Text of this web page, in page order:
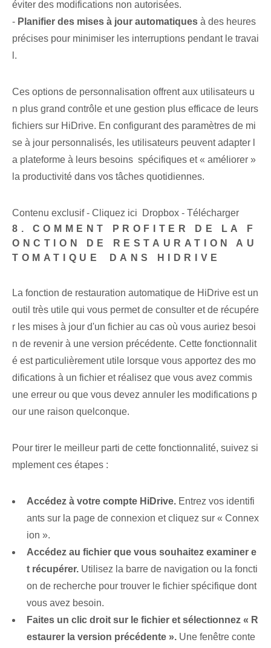
éviter des modifications non autorisées.
- Planifier des mises à jour automatiques à des heures
précises pour minimiser les interruptions pendant le travai
l.
Ces options de personnalisation offrent aux utilisateurs u
n plus grand contrôle et une gestion plus efficace de leurs
fichiers sur HiDrive. En configurant des paramètres de mi
se à jour personnalisés, les utilisateurs peuvent adapter l
a plateforme à leurs besoins ⁢ spécifiques et « améliorer »
la productivité dans‌ vos tâches quotidiennes.
Contenu exclusif - Cliquez ici Dropbox - Télécharger
8. COMMENT PROFITER DE LA F
ONCTION DE RESTAURATION AU
TOMATIQUE⁤ DANS HIDRIVE
La fonction de restauration automatique de HiDrive est un
outil très utile qui vous permet de consulter et de récupére
r les mises à jour d'un fichier au cas où vous auriez besoi
n de revenir à une version précédente. Cette fonctionnalit
é est particulièrement utile lorsque vous apportez des mo
difications à un fichier et réalisez que vous avez commis
une erreur ou que vous devez annuler les modifications p
our une raison quelconque.
Pour tirer le meilleur parti de cette fonctionnalité, suivez si
mplement ces étapes :
Accédez à votre compte HiDrive. Entrez vos identifi
ants sur la page de connexion et cliquez sur « Connex
ion ».
Accédez au fichier que vous souhaitez examiner e
t récupérer. Utilisez la barre de navigation ou la foncti
on de recherche pour trouver le fichier spécifique dont
vous avez besoin.
Faites un clic droit sur le fichier et sélectionnez « R
estaurer la version précédente ». Une fenêtre conte